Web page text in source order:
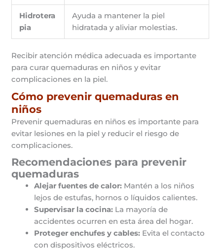
Hidrotera
pia
Ayuda a mantener la piel
hidratada y aliviar molestias.
Recibir atención médica adecuada es importante
para curar quemaduras en niños y evitar
complicaciones en la piel.
Cómo prevenir quemaduras en
niños
Prevenir quemaduras en niños es importante para
evitar lesiones en la piel y reducir el riesgo de
complicaciones.
Recomendaciones para prevenir
quemaduras
Alejar fuentes de calor:Mantén a los niños
lejos de estufas, hornos o líquidos calientes.
Supervisar la cocina:La mayoría de
accidentes ocurren en esta área del hogar.
Proteger enchufes y cables:Evita el contacto
con dispositivos eléctricos.